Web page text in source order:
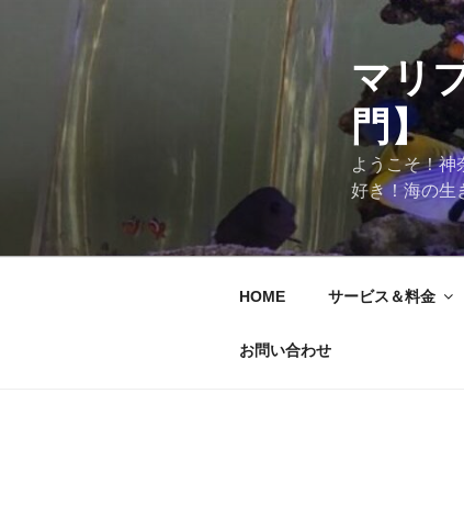
マリ
門】
ようこそ！神
好き！海の生
HOME サービス＆料金
お問い合わせ